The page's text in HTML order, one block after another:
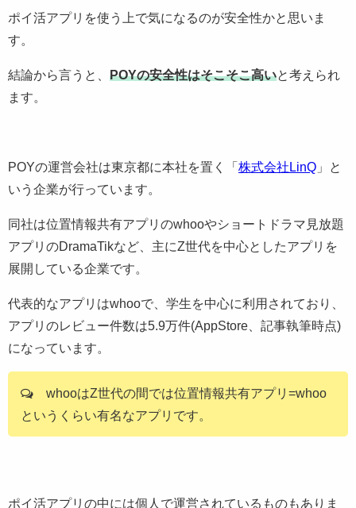
ポイ活アプリを使う上で気になるのが安全性かと思いま
す。
結論から言うと、 POYの安全性はそこそこ高いと考えられ
ます。
POYの運営会社は東京都に本社を置く「 株式会社LinQ 」と
いう企業が行っています。
同社は位置情報共有アプリのwhooやショートドラマ見放題
アプリのDramaTikなど、主にZ世代を中心としたアプリを
展開している企業です。
代表的なアプリはwhooで、学生を中心に利用されており、
アプリのレビュー件数は5.9万件(AppStore、記事執筆時点)
になっています。
whooはZ世代の間では位置情報共有アプリ=whoo
というくらい有名なアプリです。
ポイ活アプリの中には個人で運営されているものもありま